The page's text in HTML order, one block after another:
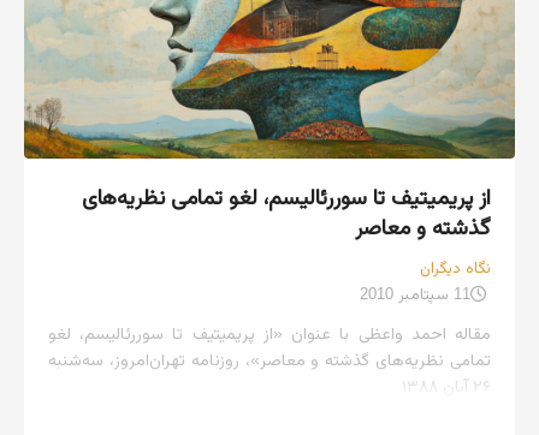
از پریمیتیف تا سوررئالیسم، لغو تمامی نظریه‌های
گذشته و معاصر
نگاه دیگران
11 سپتامبر 2010
مقاله احمد واعظی با عنوان «از پریمیتیف تا سوررئالیسم، لغو
تمامی نظریه‌های گذشته و معاصر»، روزنامه تهران‌امروز، سه‌شنبه
۲۶ آبان ۱۳۸۸